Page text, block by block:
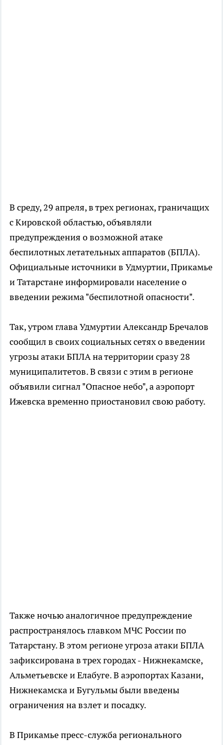
В среду, 29 апреля, в трех регионах, граничащих
с Кировской областью, объявляли
предупреждения о возможной атаке
беспилотных летательных аппаратов (БПЛА).
Официальные источники в Удмуртии, Прикамье
и Татарстане информировали население о
введении режима "беспилотной опасности".
Так, утром глава Удмуртии Александр Бречалов
сообщил в своих социальных сетях о введении
угрозы атаки БПЛА на территории сразу 28
муниципалитетов. В связи с этим в регионе
объявили сигнал "Опасное небо", а аэропорт
Ижевска временно приостановил свою работу.
Также ночью аналогичное предупреждение
распространялось главком МЧС России по
Татарстану. В этом регионе угроза атаки БПЛА
зафиксирована в трех городах - Нижнекамске,
Альметьевске и Елабуге. В аэропортах Казани,
Нижнекамска и Бугульмы были введены
ограничения на взлет и посадку.
В Прикамье пресс-служба регионального